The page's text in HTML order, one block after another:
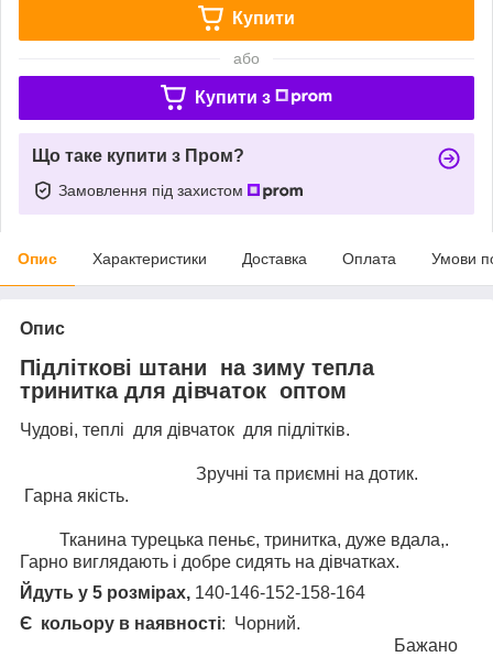
Купити
або
Купити з
Що таке купити з Пром?
Замовлення під захистом
Опис Характеристики Доставка Оплата Умови
Опис
Підліткові штани на зиму тепла
тринитка для дівчаток оптом
Чудові, теплі для дівчаток для підлітків.
Зручні та приємні на дотик.
Гарна якість.
Тканина турецька пеньє, тринитка, дуже вдала,.
Гарно виглядають і добре сидять на дівчатках.
Йдуть у 5 розмірах, 140-146-152-158-164
Є кольору в наявності: Чорний.
Бажано